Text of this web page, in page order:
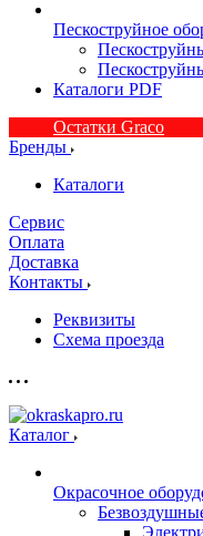
Пескоструйное
Каталоги PDF
Остатки Graco
Бренды
Каталоги
Сервис
Оплата
Доставка
Контакты
Реквизиты
Схема проезда
Каталог
Окрасочное